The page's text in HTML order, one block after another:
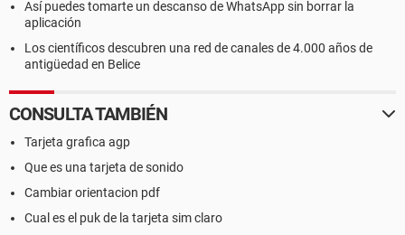
su pronta respuesta.
Así puedes tomarte un descanso de WhatsApp sin borrar la
aplicación
Los científicos descubren una red de canales de 4.000 años de
antigüedad en Belice
CONSULTA TAMBIÉN
Tarjeta grafica agp
Que es una tarjeta de sonido
Cambiar orientacion pdf
Cual es el puk de la tarjeta sim claro